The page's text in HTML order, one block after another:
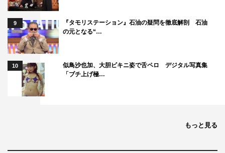
9
『タモリステーション』石油の疑問を徹底解剖 石油
の元となる“…
10
似鳥沙也加、大胆ビキニ姿で舌ペロ デジタル写真集
「ブチ上げ極…
もっと見る